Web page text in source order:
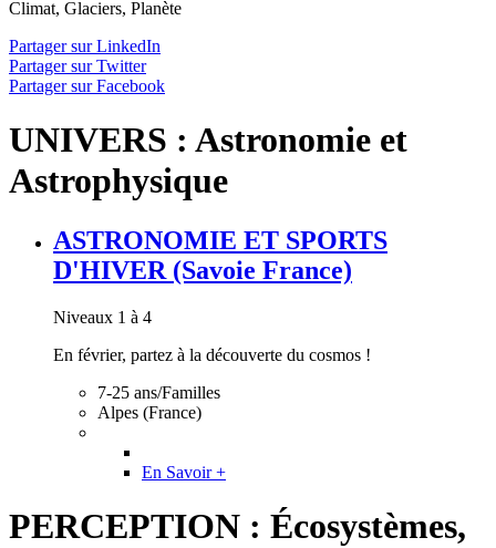
Climat, Glaciers, Planète
Partager sur LinkedIn
Partager sur Twitter
Partager sur Facebook
UNIVERS : Astronomie et
Astrophysique
ASTRONOMIE ET SPORTS
D'HIVER (Savoie France)
Niveaux 1 à 4
En février, partez à la découverte du cosmos !
7-25 ans/Familles
Alpes (France)
En Savoir +
PERCEPTION : Écosystèmes,